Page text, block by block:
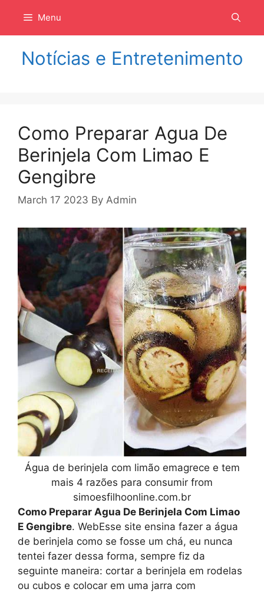
isi
Menu
Notícias e Entretenimento
Como Preparar Agua De
Berinjela Com Limao E
Gengibre
March 17 2023 By Admin
Água de berinjela com limão emagrece e tem
mais 4 razões para consumir from
simoesfilhoonline.com.br
Como Preparar Agua De Berinjela Com Limao
E Gengibre. WebEsse site ensina fazer a água
de berinjela como se fosse um chá, eu nunca
tentei fazer dessa forma, sempre fiz da
seguinte maneira: cortar a berinjela em rodelas
ou cubos e colocar em uma jarra com